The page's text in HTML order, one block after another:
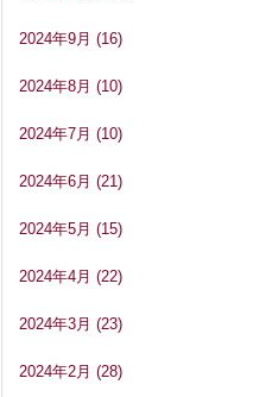
2024年9月 (16)
2024年8月 (10)
2024年7月 (10)
2024年6月 (21)
2024年5月 (15)
2024年4月 (22)
2024年3月 (23)
2024年2月 (28)